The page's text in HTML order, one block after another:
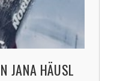
JANA HÄUSL